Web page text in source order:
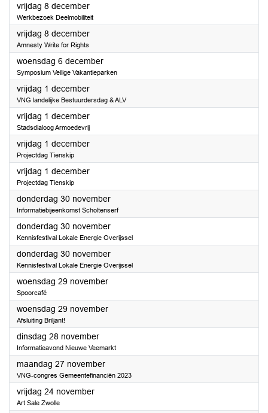
vrijdag 8 december2023
Werkbezoek Deelmobiliteit
vrijdag 8 december2023
Amnesty Write for Rights
woensdag 6 december2023
Symposium Veilige Vakantieparken
vrijdag 1 december2023
VNG landelijke Bestuurdersdag & ALV
vrijdag 1 december2023
Stadsdialoog Armoedevrij
vrijdag 1 december2023
Projectdag Tienskip
vrijdag 1 december2023
Projectdag Tienskip
donderdag 30 november2023
Informatiebijeenkomst Scholtenserf
donderdag 30 november2023
Kennisfestival Lokale Energie Overijssel
donderdag 30 november2023
Kennisfestival Lokale Energie Overijssel
woensdag 29 november2023
Spoorcafé
woensdag 29 november2023
Afsluiting Briljant!
dinsdag 28 november2023
Informatieavond Nieuwe Veemarkt
maandag 27 november2023
VNG-congres Gemeentefinanciën 2023
vrijdag 24 november2023
Art Sale Zwolle